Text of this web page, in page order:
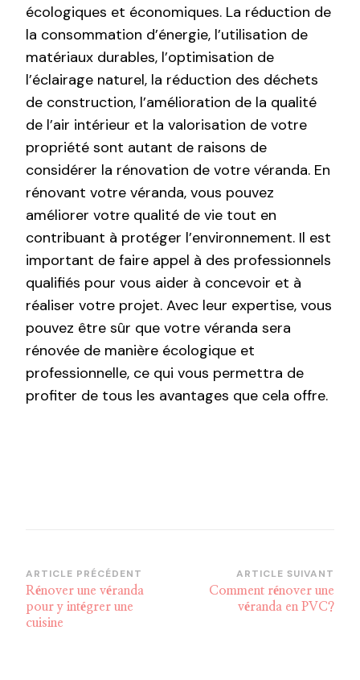
écologiques et économiques. La réduction de
la consommation d’énergie, l’utilisation de
matériaux durables, l’optimisation de
l’éclairage naturel, la réduction des déchets
de construction, l’amélioration de la qualité
de l’air intérieur et la valorisation de votre
propriété sont autant de raisons de
considérer la rénovation de votre véranda. En
rénovant votre véranda, vous pouvez
améliorer votre qualité de vie tout en
contribuant à protéger l’environnement. Il est
important de faire appel à des professionnels
qualifiés pour vous aider à concevoir et à
réaliser votre projet. Avec leur expertise, vous
pouvez être sûr que votre véranda sera
rénovée de manière écologique et
professionnelle, ce qui vous permettra de
profiter de tous les avantages que cela offre.
Navigation
d’article
ARTICLE PRÉCÉDENT
Rénover une véranda
pour y intégrer une
cuisine
ARTICLE SUIVANT
Comment rénover une
véranda en PVC?